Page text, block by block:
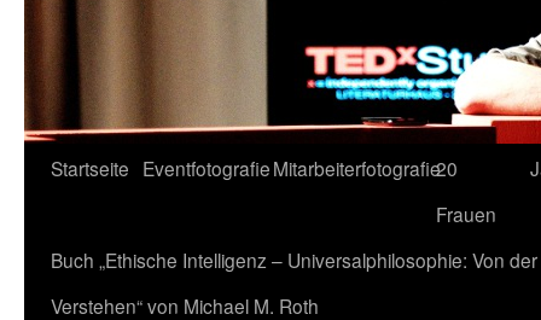
Zum
springen
Startseite EventfotografieMitarbeiterfotografie20
Frauen
Buch „Ethische Intelligenz – Universalphilosophie: Von
Verstehen“ von Michael M. Roth